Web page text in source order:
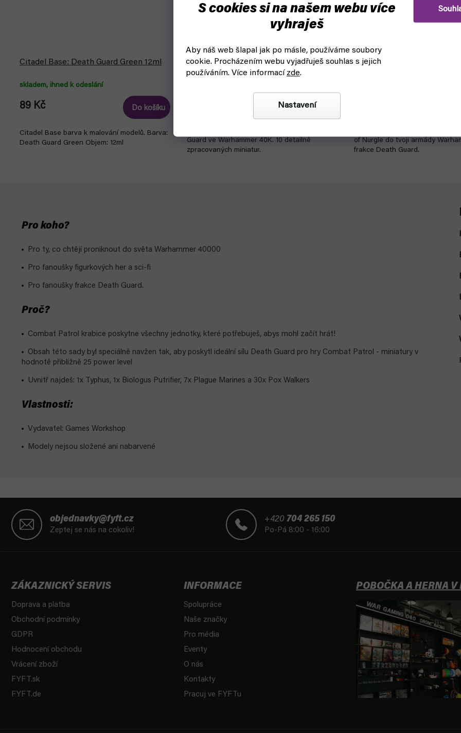
S cookies si na našem webu více
vyhraješ
Aby náš web šlapal jak po másle, používáme soubory
cookie. Procházením webu vyjadřuješ souhlas s jejich
používáním. Více informací zde.
Nastavení
Citadel Base: Death Guard Green 12ml
skladem, ihned k odeslání
89 Kč Do košíku
Citadel Base barva k malování modelů. Barva:
Death Guard Green Objem: 12ml
0
Warhammer 40000: Death Guard
Poxwalkers
Detail
Guard ve Warhammer 40K. 10 detailně
zpracovaných miniatur.
Warhammer 40000: Death
Mortarion Daemon
of Nurgle do tvoji armády
frakce Death Guard.
Pro koho?
Pro ty, co chtějí proniknout do světa Warhammer 40000
Pro fanoušky figurkových her a sci-fi
Pro fanoušky frakce Death Guard.
Proč?
Combat Patrol krabice poskytne všechny jednotky, které potřebuješ, abys mohl začít hrát!
Obsah této sady byl speciálně navžen tak, aby poskytl ideální sílu Death Guard pro hry Combat Patrol - miniatury v
hodnotě přibližně 25 power level
Uvnitř najdeš: 1x Typhus, 1x Biologus Putrifier, 7x Plague Marines a 30x Pox Walkers
Vlastnosti:
Vydavatel: Games Workshop
Modely nejsou složené ani nabarvené
objednavky@fyft.cz
Zeptej se nás na cokoliv!
+420 704 265 150
Po-Pá 8:00 - 16:00
ZÁKAZNICKÝ SERVIS
Doprava a platba
Obchodní podmínky
GDPR
Hodnocení obchodu
Vrácení zboží
FYFT.sk
FYFT.de
INFORMACE
Spolupráce
Naše značky
Pro média
Eventy
O nás
Kontakty
Pracuj ve FYFTu
POBOČKA A HERNA V